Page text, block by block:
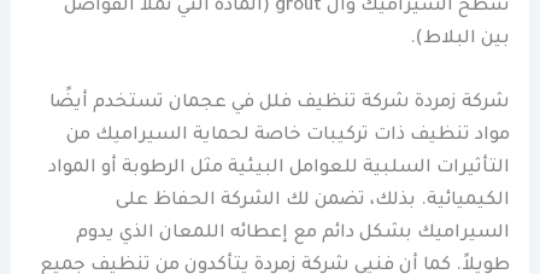
سطح السيراميك وال grout (المادة التي تملأ الفواصل
بين البلاط).
شركة زمردة شركة تنظيف فلل في عجمان تستخدم أيضًا
مواد تنظيف ذات تركيبات خاصة لحماية السيراميك من
التأثيرات السلبية للعوامل البيئية مثل الرطوبة أو المواد
الكيميائية. بذلك، تضمن لك الشركة الحفاظ على
السيراميك بشكل دائم مع إعطائه اللمعان الذي يدوم
طويلاً. كما أن فنيي شركة زمردة يتأكدون من تنظيف جميع